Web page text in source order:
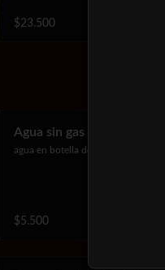
$23.500
Agua sin gas 300 ml
agua en botella de vidrio
$5.500